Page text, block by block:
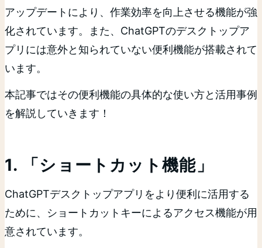
アップデートにより、作業効率を向上させる機能が強
化されています。また、ChatGPTのデスクトップア
プリには意外と知られていない便利機能が搭載されて
います。
本記事ではその便利機能の具体的な使い方と活用事例
を解説していきます！
1. 「ショートカット機能」
ChatGPTデスクトップアプリをより便利に活用する
ために、ショートカットキーによるアクセス機能が用
意されています。